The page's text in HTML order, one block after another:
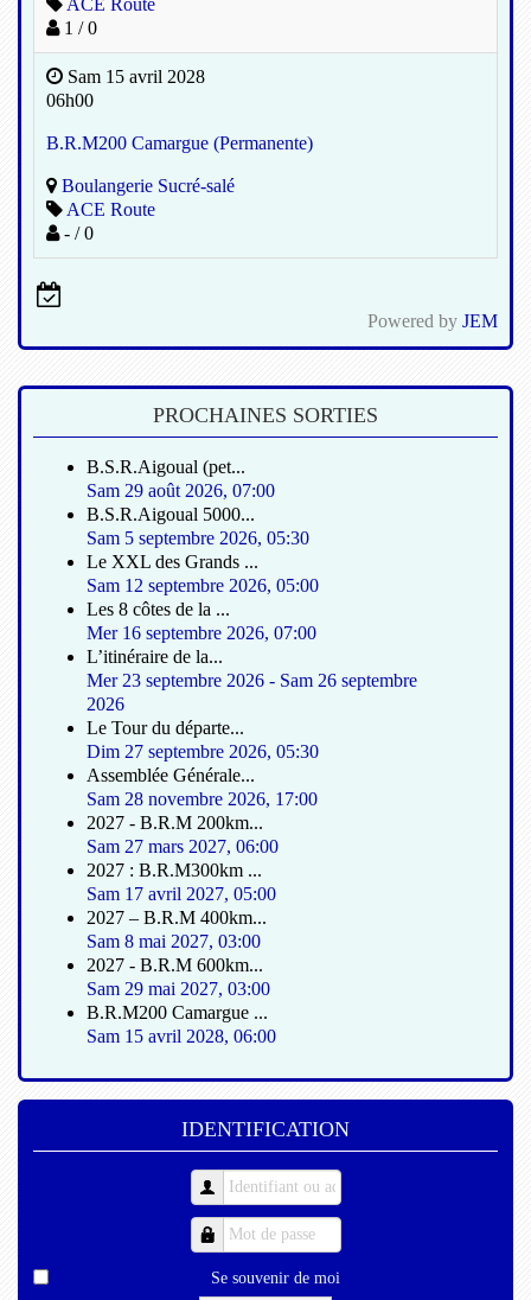
1 / 0
Sam 15 avril 2028
06h00
B.R.M200 Camargue (Permanente)
Boulangerie Sucré-salé
ACE Route
- / 0
Powered by JEM
PROCHAINES SORTIES
B.S.R.Aigoual (pet...
Sam 29 août 2026, 07:00
B.S.R.Aigoual 5000...
Sam 5 septembre 2026, 05:30
Le XXL des Grands ...
Sam 12 septembre 2026, 05:00
Les 8 côtes de la ...
Mer 16 septembre 2026, 07:00
L’itinéraire de la...
Mer 23 septembre 2026 - Sam 26 septembre
2026
Le Tour du départe...
Dim 27 septembre 2026, 05:30
Assemblée Générale...
Sam 28 novembre 2026, 17:00
2027 - B.R.M 200km...
Sam 27 mars 2027, 06:00
2027 : B.R.M300km ...
Sam 17 avril 2027, 05:00
2027 – B.R.M 400km...
Sam 8 mai 2027, 03:00
2027 - B.R.M 600km...
Sam 29 mai 2027, 03:00
B.R.M200 Camargue ...
Sam 15 avril 2028, 06:00
IDENTIFICATION
Se souvenir de moi